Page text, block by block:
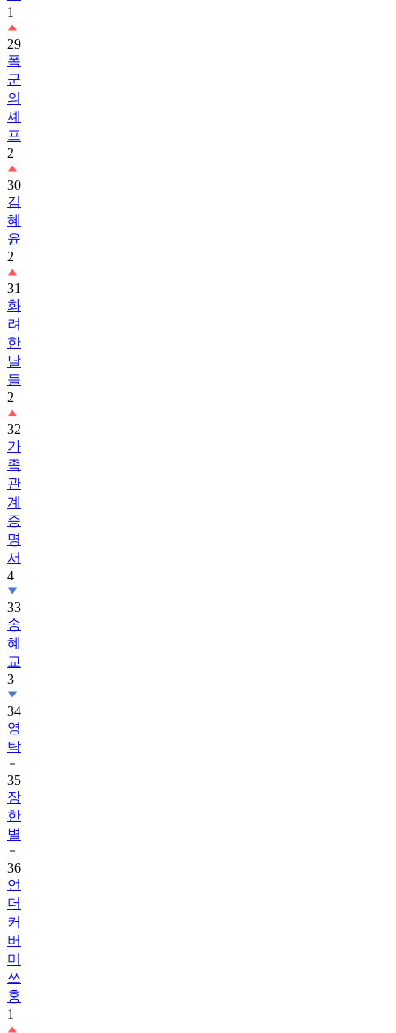
1
29
폭
군
의
셰
프
2
30
김
혜
윤
2
31
화
려
한
날
들
2
32
가
족
관
계
증
명
서
4
33
송
혜
교
3
34
영
탁
35
장
한
별
36
언
더
커
버
미
쓰
홍
1